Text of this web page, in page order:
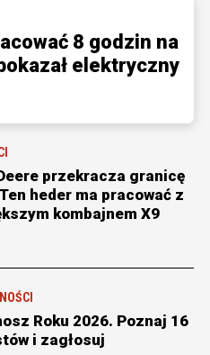
8 godzin na
elektryczny
przekracza granicę
heder ma pracować z
kombajnem X9
Roku 2026. Poznaj 16
i zagłosuj